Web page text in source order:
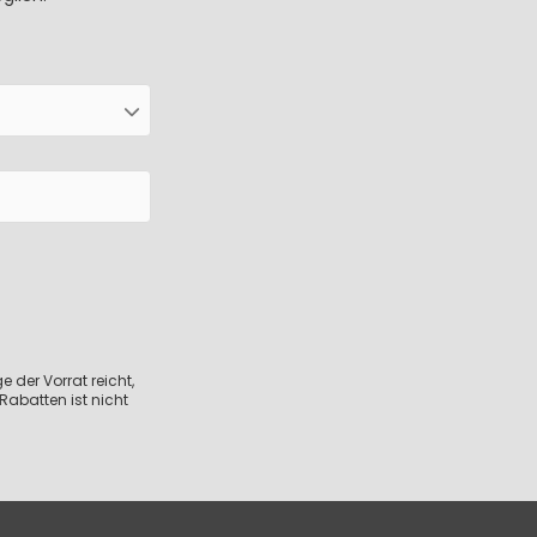
der Vorrat reicht,
ist nicht